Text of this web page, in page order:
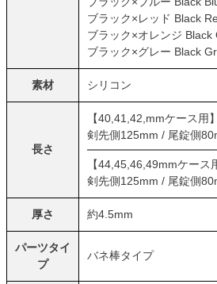
ブラック×レッド Black
ブラック×オレンジ Black
ブラック×グレー Black
素材 シリコン
長さ
【40,41,42,mmケース用】
剣先側125mm / 尾錠側
【44,45,46,49mmケース
剣先側125mm / 尾錠側
厚さ 約4.5mm
パーツタイ
プ
バネ棒タイプ